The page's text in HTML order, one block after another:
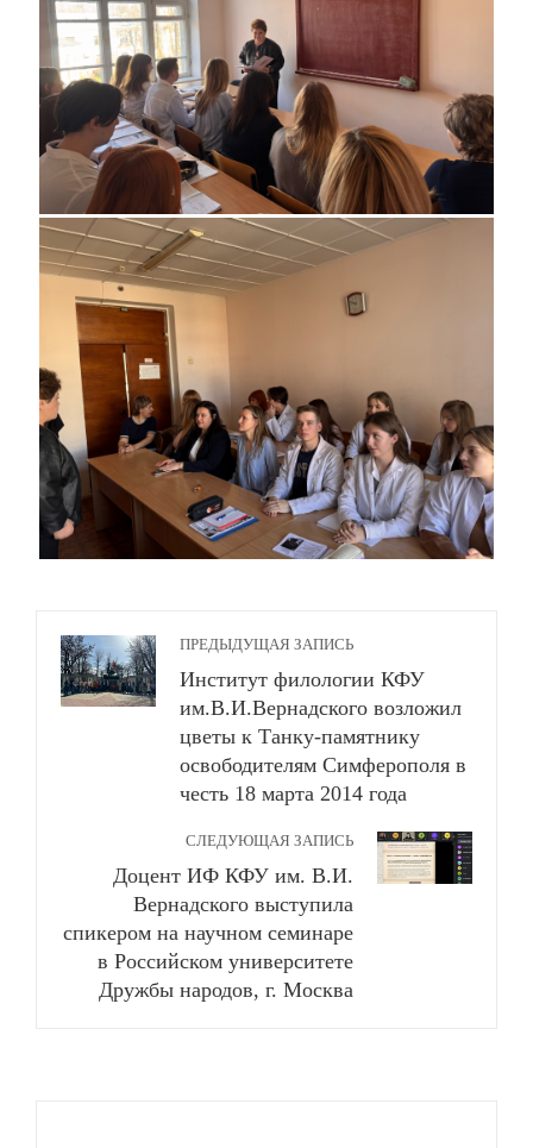
ПРЕДЫДУЩАЯ ЗАПИСЬ
Институт филологии КФУ
им.В.И.Вернадского возложил
цветы к Танку-памятнику
освободителям Симферополя в
честь 18 марта 2014 года
СЛЕДУЮЩАЯ ЗАПИСЬ
Доцент ИФ КФУ им. В.И.
Вернадского выступила
спикером на научном семинаре
в Российском университете
Дружбы народов, г. Москва